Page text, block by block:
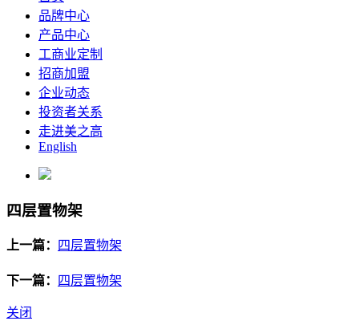
品牌中心
产品中心
工商业定制
招商加盟
企业动态
投资者关系
走进美之高
English
四层置物架
上一篇： 四层置物架
下一篇： 四层置物架
关闭